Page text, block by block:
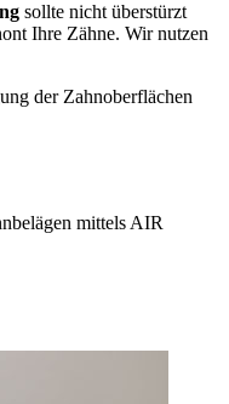
sollte nicht überstürzt
Ihre Zähne. Wir nutzen
der Zahnoberflächen
mittels AIR